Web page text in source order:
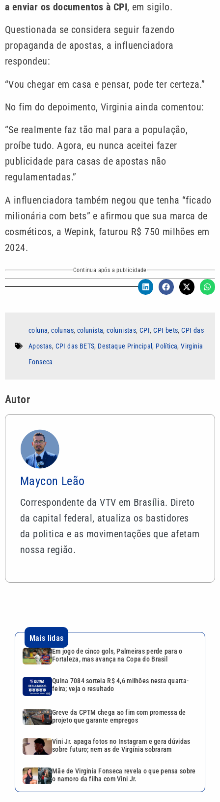
a enviar os documentos à CPI, em sigilo.
Questionada se considera seguir fazendo
propaganda de apostas, a influenciadora
respondeu:
“Vou chegar em casa e pensar, pode ter certeza.”
No fim do depoimento, Virginia ainda comentou:
“Se realmente faz tão mal para a população,
proíbe tudo. Agora, eu nunca aceitei fazer
publicidade para casas de apostas não
regulamentadas.”
A influenciadora também negou que tenha “ficado
milionária com bets” e afirmou que sua marca de
cosméticos, a Wepink, faturou R$ 750 milhões em
2024.
Continua após a publicidade
coluna,colunas, colunista,colunistas,CPI,CPI bets,CPI das
Apostas, CPI das BETS, Destaque Principal , Política,Virginia
Fonseca
Autor
Maycon Leão
Correspondente da VTV em Brasília. Direto
da capital federal, atualiza os bastidores
da politica e as movimentações que afetam
nossa região.
Mais lidas
Em jogo de cinco gols, Palmeiras perde para o
Fortaleza, mas avança na Copa do Brasil
Quina 7084 sorteia R$ 4,6 milhões nesta quarta-
feira; veja o resultado
Greve da CPTM chega ao fim com promessa de
projeto que garante empregos
Vini Jr. apaga fotos no Instagram e gera dúvidas
sobre futuro; nem as de Virgínia sobraram
Mãe de Virginia Fonseca revela o que pensa sobre
o namoro da filha com Vini Jr.